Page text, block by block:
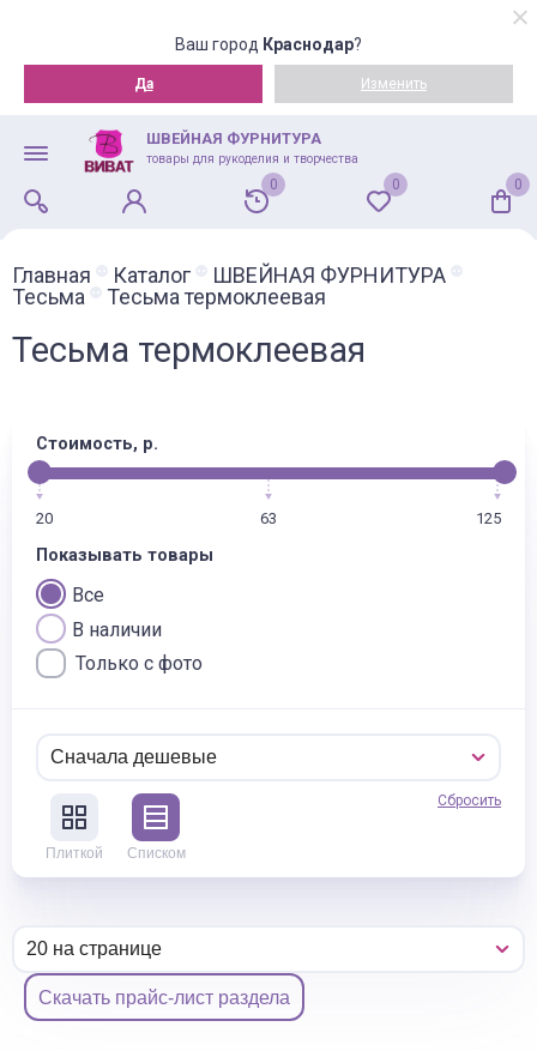
Ваш город Краснодар?
Да Изменить
ШВЕЙНАЯ ФУРНИТУРА
товары для рукоделия и творчества
0 0 0
Главная Каталог
ШВЕЙНАЯ ФУРНИТУРА
Тесьма
Тесьма термоклеевая
Тесьма термоклеевая
Стоимость, р.
20 63 125
Показывать товары
Все
В наличии
Только с фото
Плиткой Списком
Сбросить
Скачать прайс-лист раздела